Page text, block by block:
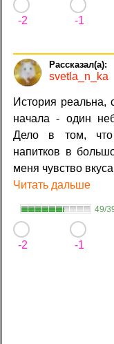
-2 -1
svetla_n_ka
История реальна,
начала - один
Дело в том, что
напитков в
меня чувство
Читать дальше
49/
-2 -1